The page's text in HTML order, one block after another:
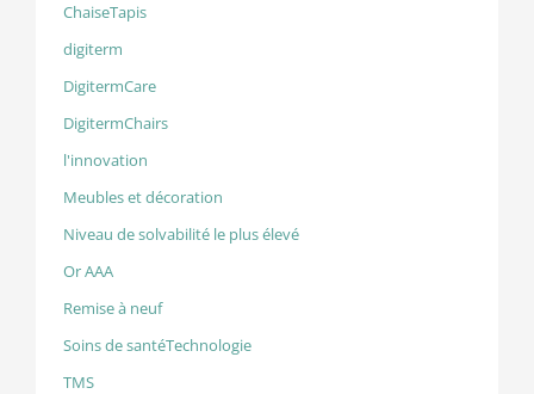
ChaiseTapis
digiterm
DigitermCare
DigitermChairs
l'innovation
Meubles et décoration
Niveau de solvabilité le plus élevé
Or AAA
Remise à neuf
Soins de santéTechnologie
TMS